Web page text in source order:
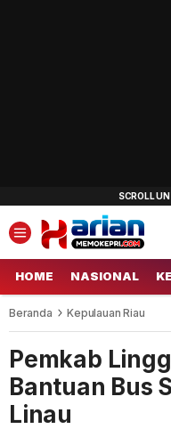
HOME NASIONAL
Beranda Kepulauan Riau
Pemkab
Bantuan Bus
Linau